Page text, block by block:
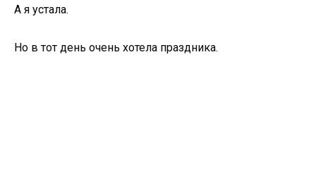
А я устала.
Но в тот день очень хотела праздника.